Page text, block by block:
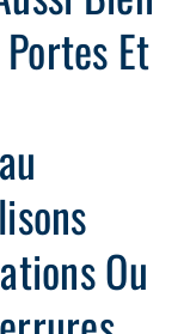
Et
Ou